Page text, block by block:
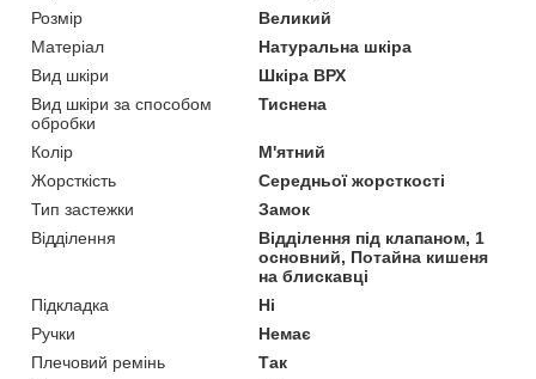
Розмір
Великий
Матеріал
Натуральна шкіра
Вид шкіри
Шкіра ВРХ
Вид шкіри за способом
обробки
Тиснена
Колір
М'ятний
Жорсткість
Середньої жорсткості
Тип застежки
Замок
Відділення
Відділення під клапаном, 1
основний, Потайна кишеня
на блискавці
Підкладка
Ні
Ручки
Немає
Плечовий ремінь
Так